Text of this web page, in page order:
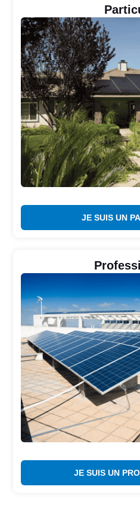
JE SUIS UN
JE SUIS UN